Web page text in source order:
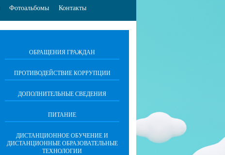
ОБРАЩЕНИЯ ГРАЖДАН
ПРОТИВОДЕЙСТВИЕ КОРРУПЦИИ
ДОПОЛНИТЕЛЬНЫЕ СВЕДЕНИЯ
ПИТАНИЕ
ДИСТАНЦИОННОЕ ОБУЧЕНИЕ И
ДИСТАНЦИОННЫЕ ОБРАЗОВАТЕЛЬНЫЕ
ТЕХНОЛОГИИ
Фотоальбомы Контакты